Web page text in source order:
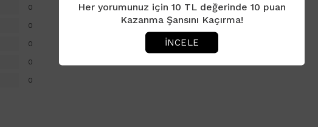
0
0
0
0
0
Her yorumunuz için 10 TL değerinde 10 puan
Kazanma Şansını Kaçırma!
İNCELE